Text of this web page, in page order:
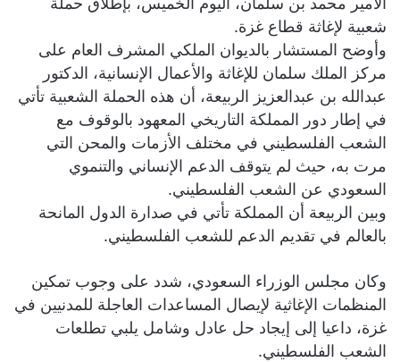
شعبية لإغاثة قطاع غزة.
وأوضح المستشار بالديوان الملكي المشرف العام على
مركز الملك سلمان للإغاثة والأعمال الإنسانية، الدكتور
عبدالله بن عبدالعزيز الربيعة، أن هذه الحملة الشعبية تأتي
في إطار دور المملكة التاريخي المعهود بالوقوف مع
الشعب الفلسطيني في مختلف الأزمات والمحن التي
مرت به، حيث لم يتوقف الدعم الإنساني والتنموي
السعودي عن الشعب الفلسطيني.
وبين الربيعة أن المملكة تأتي في صدارة الدول المانحة
بالعالم في تقديم الدعم للشعب الفلسطيني.
وكان مجلس الوزراء السعودي، شدد على وجوب تمكين
المنظمات الإغاثية لإيصال المساعدات العاجلة للمدنيين في
غزة، داعيا إلى إيجاد حل عادل وشامل يلبي تطلعات
الشعب الفلسطيني.